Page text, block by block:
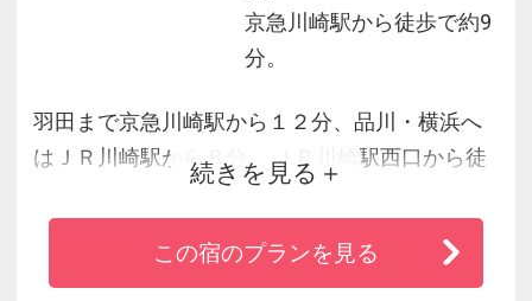
京急川崎駅から徒歩で約9
分。
羽田まで京急川崎駅から１２分、品川・横浜へ
はＪＲ川崎駅から８分。 ＪＲ川崎駅西口から徒
歩約２分とアクセス便利なホテルメトロポリタ
ン川崎。 全室禁煙で洗い場つきバス、トイレ、
洗面台が独立したゆとりある設計です。 コミュ
続きを見る
この宿のプランを見る